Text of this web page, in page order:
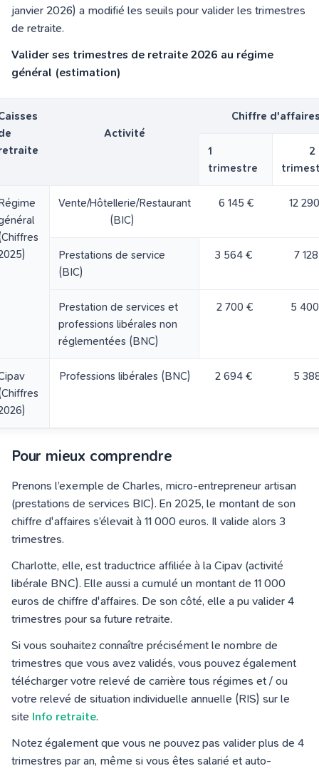
janvier 2026) a modifié les seuils pour valider les trimestres
de retraite.
Valider ses trimestres de retraite 2026 au régime
général (estimation)
Activité
Chiffre
1
trimestre
2
Vente/Hôtellerie/Restaurant
(BIC)
6 145 € 12
Prestations de service
(BIC)
3 564 € 7
Prestation de services et
professions libérales non
réglementées (BNC)
2 700 € 5
Professions libérales (BNC) 2 694 € 5
Pour mieux comprendre
Prenons l’exemple de Charles, micro-entrepreneur artisan
(prestations de services BIC). En 2025, le montant de son
chiffre d'affaires s’élevait à 11 000 euros. Il valide alors 3
trimestres.
Charlotte, elle, est traductrice affiliée à la Cipav (activité
libérale BNC). Elle aussi a cumulé un montant de 11 000
euros de chiffre d'affaires. De son côté, elle a pu valider 4
trimestres pour sa future retraite.
Si vous souhaitez connaître précisément le nombre de
trimestres que vous avez validés, vous pouvez également
télécharger votre relevé de carrière tous régimes et / ou
votre relevé de situation individuelle annuelle (RIS) sur le
site Info retraite.
Notez également que vous ne pouvez pas valider plus de 4
trimestres par an, même si vous êtes salarié et auto-